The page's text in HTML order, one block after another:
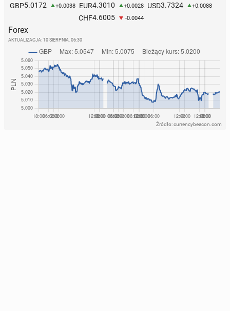
GBP5.0172 +0.0038 EUR4.3010 +0.0028 USD3.7324 +0.0088
CHF4.6005 -0.0044
Forex
AKTUALIZACJA: 10 SIERPNIA, 06:30
Źródło: currencybeacon.com